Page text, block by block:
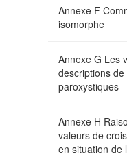
Annexe F
isomorphe
Annexe G Les
descriptions
paroxystiques
Annexe H
valeurs de
en situation de